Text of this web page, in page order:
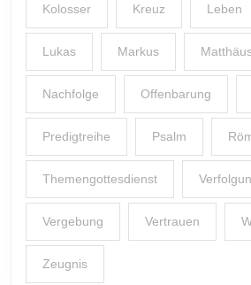
Kolosser Kreuz Leben
Lukas Markus
Nachfolge Offenbarung
Predigtreihe Psalm
Themengottesdienst
Vergebung Vertrauen
Zeugnis